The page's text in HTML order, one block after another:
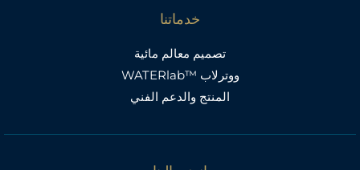
خدماتنا
تصميم معالم مائية
ووترلاب ™WATERlab
المنتج والدعم الفني